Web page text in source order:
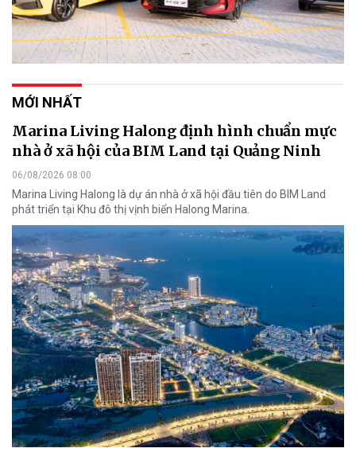
MỚI NHẤT
Marina Living Halong định hình chuẩn mực
nhà ở xã hội của BIM Land tại Quảng Ninh
06/08/2026 08:00
Marina Living Halong là dự án nhà ở xã hội đầu tiên do BIM Land
phát triển tại Khu đô thị vịnh biển Halong Marina.